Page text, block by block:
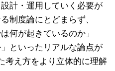
計・運用していく必要が
制度論にとどまらず、
何が起きているのか」
といったリアルな論点が
考え方をより立体的に理解